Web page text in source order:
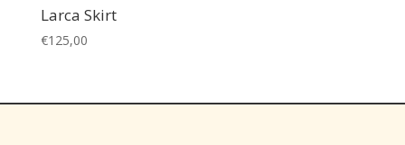
Larca Skirt
€125,00